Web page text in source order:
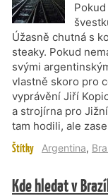
Úžasně chutná s
steaky. Pokud
svými
vlastně skoro pro
vyprávění Jiří
a strojírna pro
tam hodili, ale
Štítky Argentina,
Kde hledat v